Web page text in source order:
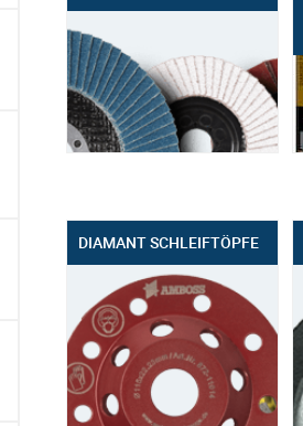
DIAMANT SCHLEIFTÖPFE